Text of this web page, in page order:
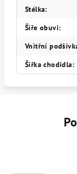
Stélka:
Šíře obuvi:
Vnitřní
Šířka chodidla: